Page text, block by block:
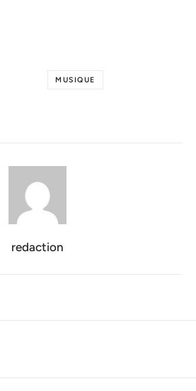
MUSIQUE
redaction